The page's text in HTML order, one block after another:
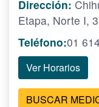
Dirección:
Etapa, Norte I,
Teléfono:01
Ver Horarios
BUSCAR